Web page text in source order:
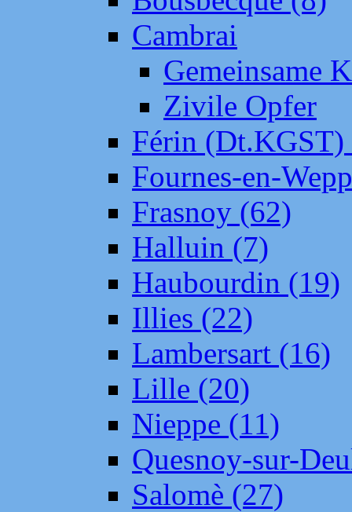
Cambrai
Gemeinsame
Zivile Opfer
Férin (Dt.KGST)
Fournes-en-
Frasnoy (62)
Halluin (7)
Haubourdin (19)
Illies (22)
Lambersart (16)
Lille (20)
Nieppe (11)
Quesnoy-sur-
Salomè (27)